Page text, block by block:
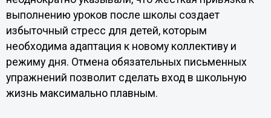
выполнению уроков после школы создает
избыточный стресс для детей, которым
необходима адаптация к новому коллективу и
режиму дня. Отмена обязательных письменных
упражнений позволит сделать вход в школьную
жизнь максимально плавным.